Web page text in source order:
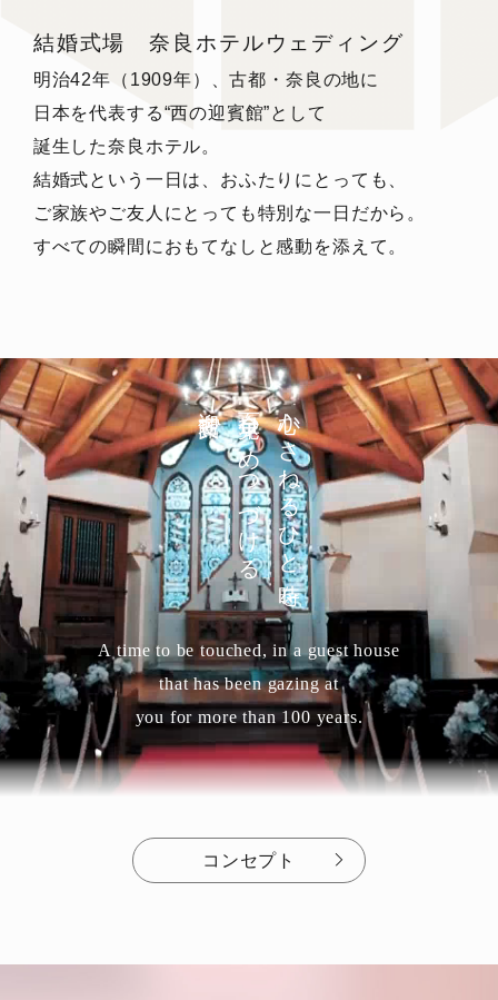
結婚式場 奈良ホテルウェディング
明治42年（1909年）、古都・奈良の地に
日本を代表する“西の迎賓館”として
誕生した奈良ホテル。
結婚式という一日は、おふたりにとっても、
ご家族やご友人にとっても特別な一日だから。
すべての瞬間におもてなしと感動を添えて。
心かさねるひと時を、
百余年見つめつづける
迎賓館で
A time to be touched, in a guest house
that has been gazing at
you for more than 100 years.
コンセプト